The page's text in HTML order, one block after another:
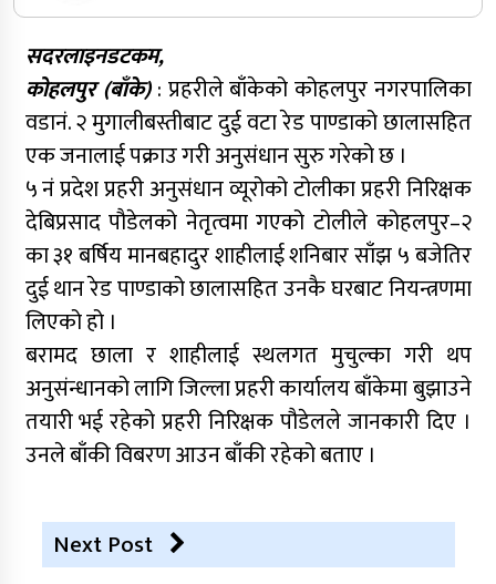
सदरलाइनडटकम,
कोहलपुर (बाँके): प्रहरीले बाँकेको कोहलपुर नगरपालिका
वडानं. २ मुगालीबस्तीबाट दुई वटा रेड पाण्डाको छालासहित
एक जनालाई पक्राउ गरी अनुसंधान सुरु गरेको छ ।
५ नं प्रदेश प्रहरी अनुसंधान व्यूरोको टोलीका प्रहरी निरिक्षक
देबिप्रसाद पौडेलको नेतृत्वमा गएको टोलीले कोहलपुर–२
का ३१ बर्षिय मानबहादुर शाहीलाई शनिबार साँझ ५ बजेतिर
दुई थान रेड पाण्डाको छालासहित उनकै घरबाट नियन्त्रणमा
लिएको हो ।
बरामद छाला र शाहीलाई स्थलगत मुचुल्का गरी थप
अनुसंन्धानको लागि जिल्ला प्रहरी कार्यालय बाँकेमा बुझाउने
तयारी भई रहेको प्रहरी निरिक्षक पौडेलले जानकारी दिए ।
उनले बाँकी विबरण आउन बाँकी रहेको बताए ।
Next Post